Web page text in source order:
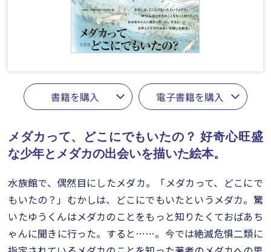
書籍を購入 電子書籍を購入
メダカって、どこにでもいたの？ 好奇心旺盛
な少年とメダカの出会いを描いた絵本。
水族館で、偶然目にしたメダカ。「メダカって、どこにで
もいたの？」むかしは、どこにでもいたというメダカ。驚
いたゆうくんはメダカのことをもっと知りたくておばあち
ゃんに聞きに行った。すると……。今では絶滅危惧二類に